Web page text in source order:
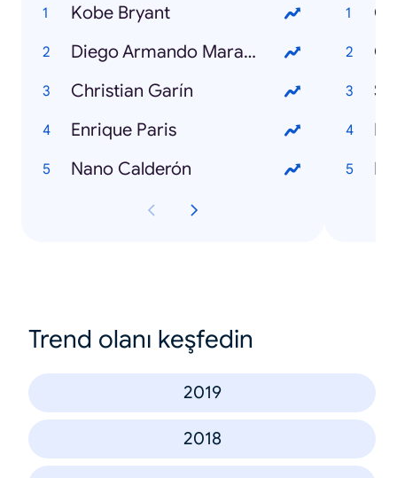
Kobe Bryant
Diego Armando Maradona
Christian Garín
Enrique Paris
Nano Calderón
Trend olanı keşfedin
2019
2018